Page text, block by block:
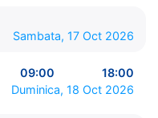
- 17:00
07:00 - 16:00
- 0:00
Sambata, 17 Oct 2026
09:00
18:00
Duminica, 18 Oct 2026